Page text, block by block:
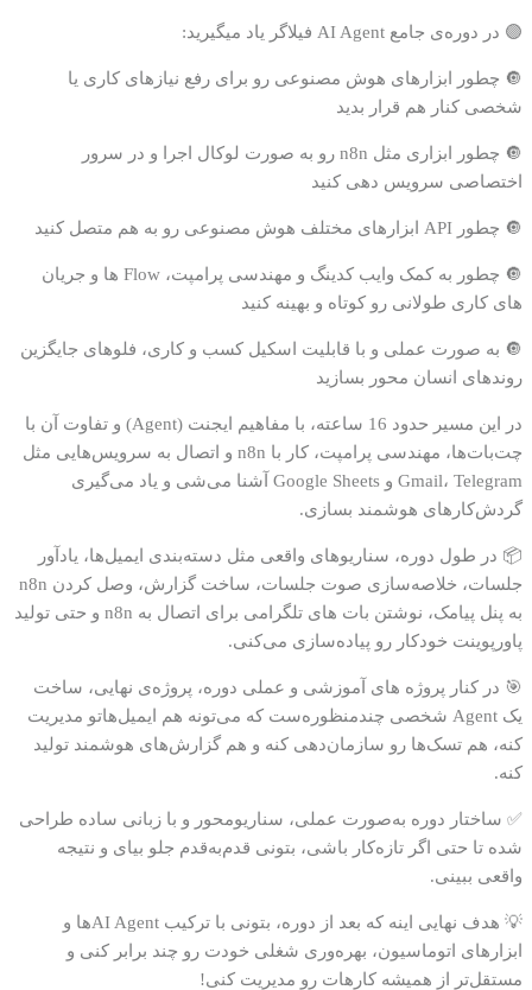
🟣 در دوره‌ی جامع AI Agent فیلاگر یاد میگیرید:
🔘 چطور ابزارهای هوش مصنوعی رو برای رفع نیازهای کاری یا
شخصی کنار هم قرار بدید
🔘 چطور ابزاری مثل n8n رو به صورت لوکال اجرا و در سرور
اختصاصی سرویس دهی کنید
🔘 چطور API ابزارهای مختلف هوش مصنوعی رو به هم متصل کنید
🔘 چطور به کمک وایب کدینگ و مهندسی پرامپت، Flow ها و جریان
های کاری طولانی رو کوتاه و بهینه کنید
🔘 به صورت عملی و با قابلیت اسکیل کسب و کاری، فلوهای جایگزین
روندهای انسان محور بسازید
در این مسیر حدود 16 ساعته، با مفاهیم ایجنت (Agent) و تفاوت آن با
چت‌بات‌ها، مهندسی پرامپت، کار با n8n و اتصال به سرویس‌هایی مثل
Gmail، Telegram و Google Sheets آشنا می‌شی و یاد می‌گیری
گردش‌کارهای هوشمند بسازی.
📦 در طول دوره، سناریوهای واقعی مثل دسته‌بندی ایمیل‌ها، یادآور
جلسات، خلاصه‌سازی صوت جلسات، ساخت گزارش، وصل کردن n8n
به پنل پیامک، نوشتن بات های تلگرامی برای اتصال به n8n و حتی تولید
پاورپوینت خودکار رو پیاده‌سازی می‌کنی.
🎯 در کنار پروژه‌ های آموزشی و عملی دوره، پروژه‌ی نهایی، ساخت
یک Agent شخصی چندمنظوره‌ست که می‌تونه هم ایمیل‌هاتو مدیریت
کنه، هم تسک‌ها رو سازمان‌دهی کنه و هم گزارش‌های هوشمند تولید
کنه.
✅ ساختار دوره به‌صورت عملی، سناریومحور و با زبانی ساده طراحی
شده تا حتی اگر تازه‌کار باشی، بتونی قدم‌به‌قدم جلو بیای و نتیجه
واقعی ببینی.
💡 هدف نهایی اینه که بعد از دوره، بتونی با ترکیب AI Agentها و
ابزارهای اتوماسیون، بهره‌وری شغلی خودت رو چند برابر کنی و
مستقل‌تر از همیشه کارهات رو مدیریت کنی!